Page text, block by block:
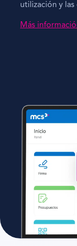
utilización y las
Más